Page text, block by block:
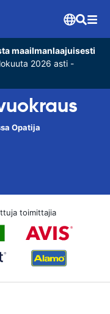
maailmanlaajuisesti
2026 asti -
Opatija
toimittajia